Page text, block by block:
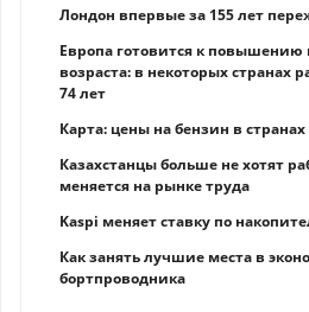
Лондон впервые за 155 лет
Европа готовится к повышению
возраста: в некоторых странах
74 лет
Карта: цены на бензин в странах
Казахстанцы больше не хотят
меняется на рынке труда
Kaspi меняет ставку по
Как занять лучшие места в
бортпроводника